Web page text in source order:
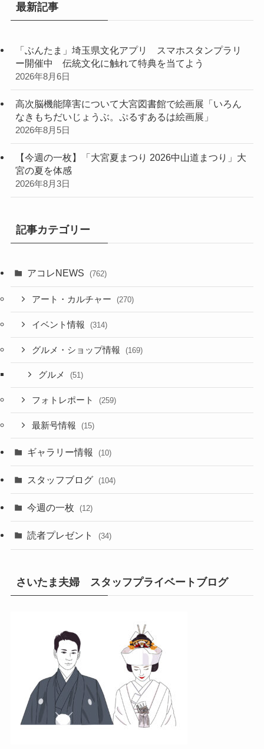
最新記事
「ぶんたま」埼玉県文化アプリ スマホスタンプラリ
ー開催中 伝統文化に触れて特典を当てよう
2026年8月6日
高次脳機能障害について大宮図書館で絵画展「いろん
なきもちだいじょうぶ。ぷるすあるは絵画展」
2026年8月5日
【今週の一枚】「大宮夏まつり 2026中山道まつり」大
宮の夏を体感
2026年8月3日
記事カテゴリー
アコレNEWS (762)
アート・カルチャー (270)
イベント情報 (314)
グルメ・ショップ情報 (169)
グルメ (51)
フォトレポート (259)
最新号情報 (15)
ギャラリー情報 (10)
スタッフブログ (104)
今週の一枚 (12)
読者プレゼント (34)
さいたま夫婦 スタッフプライベートブログ